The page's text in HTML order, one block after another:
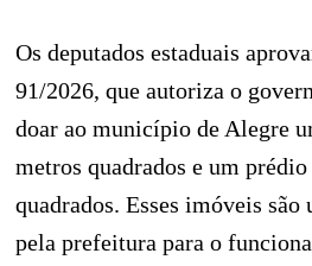
Os deputados estaduais
91/2026, que autoriza o
doar ao município de Alegre
metros quadrados e um
quadrados. Esses imóveis
pela prefeitura para o